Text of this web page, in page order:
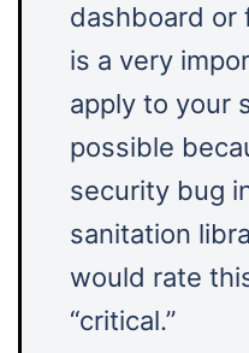
dashboard or
is a very
apply to your
possible
security bug
sanitation
would rate
“critical.”